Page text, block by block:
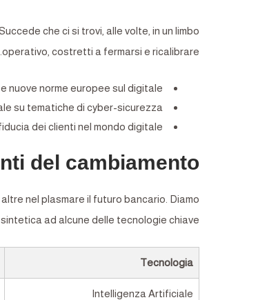
che ci si trovi, alle volte, in un limbo
operativo, costretti a fermarsi e ricalibrare.
nuove norme europee sul digitale.
su tematiche di cyber-sicurezza.
dei clienti nel mondo digitale.
del cambiamento
nel plasmare il futuro bancario. Diamo
ad alcune delle tecnologie chiave.
Tecnologia
Intelligenza Artificiale